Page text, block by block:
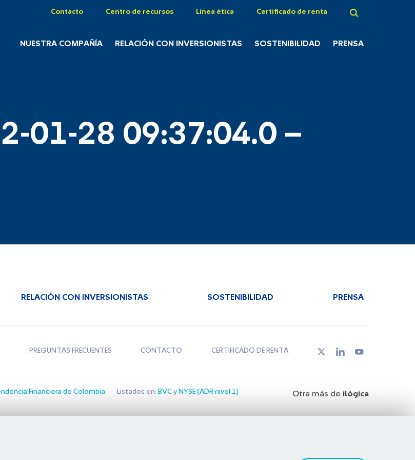
Contacto Centro de recursos Línea ética Certificado de renta
NUESTRA COMPAÑÍA RELACIÓN CON INVERSIONISTAS SOSTENIBILIDAD PRENSA
01-28 09:37:04.0 –
RELACIÓN CON INVERSIONISTAS SOSTENIBILIDAD PRENSA
PREGUNTAS FRECUENTES CONTACTO CERTIFICADO DE RENTA
Financiera de Colombia Listados en: BVCy NYSE (ADR nivel 1) Otra más de ilógica